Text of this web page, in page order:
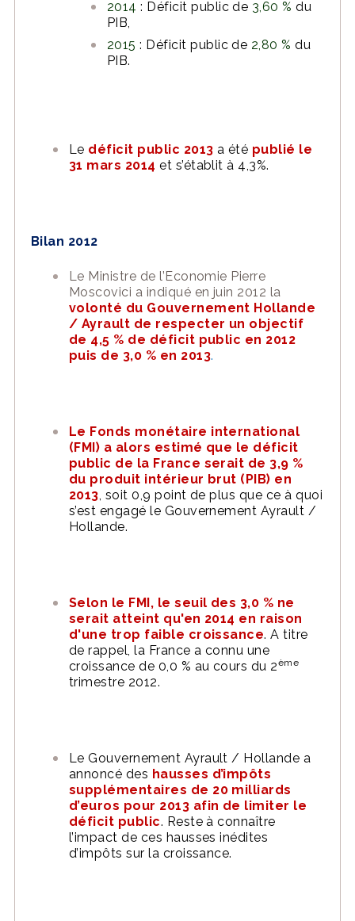
2014 : Déficit public de 3,60 % du
PIB,
2015 : Déficit public de 2,80 % du
PIB.
Le déficit public 2013 a été publié le
31 mars 2014 et s’établit à 4,3%.
Bilan 2012
Le Ministre de l’Economie Pierre
Moscovici a indiqué en juin 2012 la
volonté du Gouvernement Hollande
/ Ayrault de respecter un objectif
de 4,5 % de déficit public en 2012
puis de 3,0 % en 2013.
Le Fonds monétaire international
(FMI) a alors estimé que le déficit
public de la France serait de 3,9 %
du produit intérieur brut (PIB) en
2013, soit 0,9 point de plus que ce à quoi
s’est engagé le Gouvernement Ayrault /
Hollande.
Selon le FMI, le seuil des 3,0 % ne
serait atteint qu'en 2014 en raison
d'une trop faible croissance. A titre
de rappel, la France a connu une
croissance de 0,0 % au cours du 2ème
trimestre 2012.
Le Gouvernement Ayrault / Hollande a
annoncé des hausses d’impôts
supplémentaires de 20 milliards
d’euros pour 2013 afin de limiter le
déficit public. Reste à connaître
l’impact de ces hausses inédites
d’impôts sur la croissance.